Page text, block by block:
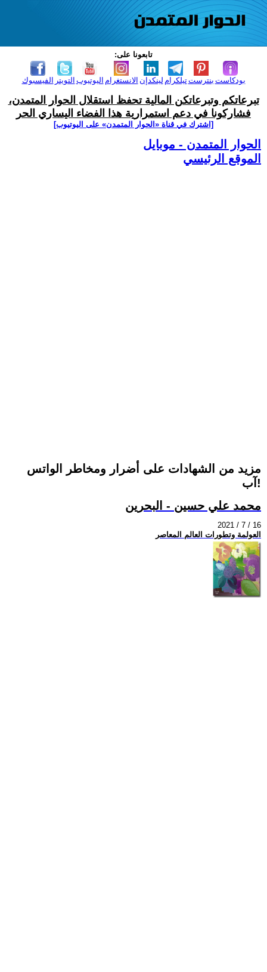
تابعونا على:
الفيسبوك التويتر اليوتيوب الانستغرام لينكدإن تيلكرامبنترست بودكاست
تبرعاتكم وتبرعاتكن المالية تحفظ استقلال الحوار المتمدن،
فشاركونا في دعم استمرارية هذا الفضاء اليساري الحر
[اشترك في قناة ‫«الحوار المتمدن» على اليوتيوب]
الحوار المتمدن - موبايل
الموقع الرئيسي
مزيد من الشهادات على أضرار ومخاطر الواتس
آب!
محمد علي حسين - البحرين
2021 / 7 / 16
العولمة وتطورات العالم المعاصر